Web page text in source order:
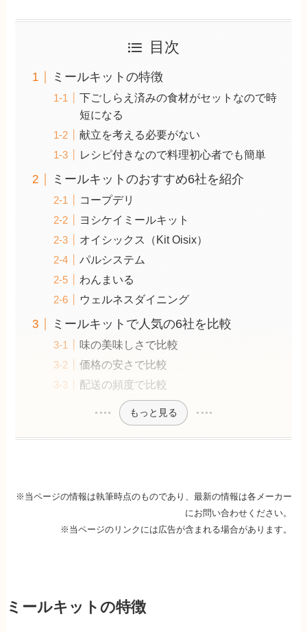
目次
ミールキットの特徴
下ごしらえ済みの食材がセットなので時
短になる
献立を考える必要がない
レシピ付きなので料理初心者でも簡単
ミールキットのおすすめ6社を紹介
コープデリ
ヨシケイミールキット
オイシックス（Kit Oisix）
パルシステム
わんまいる
ウェルネスダイニング
ミールキットで人気の6社を比較
味の美味しさで比較
価格の安さで比較
配送の頻度で比較
もっと見る
※当ページの情報は執筆時点のものであり、最新の情報は各メーカー
にお問い合わせください。
※当ページのリンクには広告が含まれる場合があります。
ミールキットの特徴